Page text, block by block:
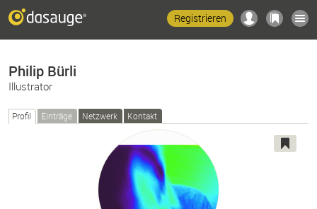
Registrieren
Philip Bürli
Illustrator
Profil Einträge Netzwerk Kontakt